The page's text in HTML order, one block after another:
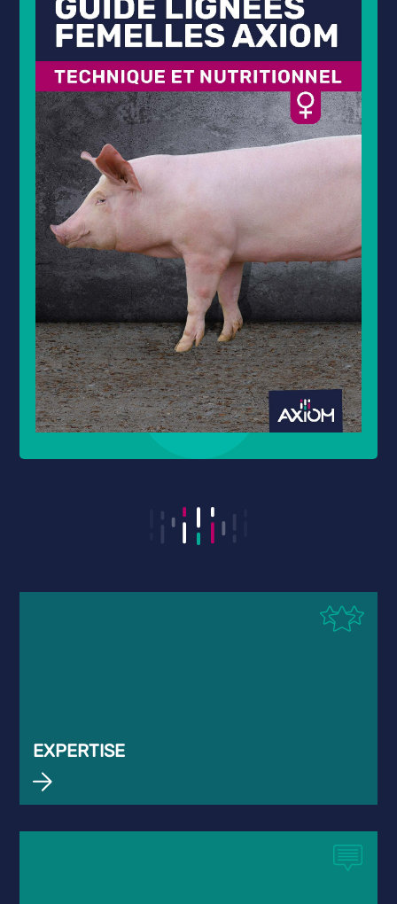
EXPERTISE